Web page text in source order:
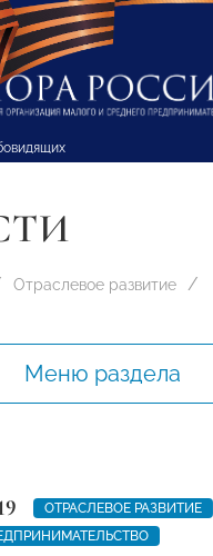
Отраслевое развитие
Меню раздела
ОТРАСЛЕВОЕ РАЗВИТИЕ